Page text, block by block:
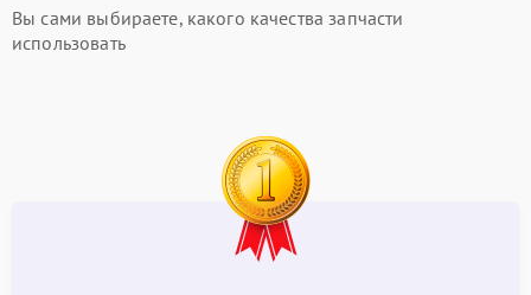
Вы сами выбираете, какого качества запчасти
использовать